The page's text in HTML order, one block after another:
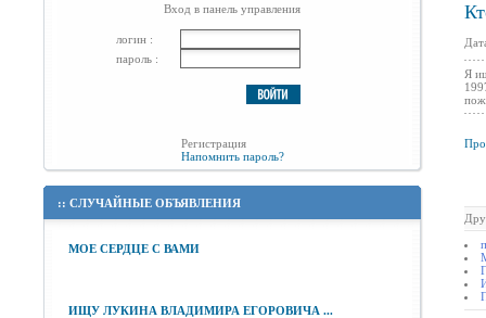
Вход в панель управления
логин :
пароль :
Регистрация
Напомнить пароль?
:: СЛУЧАЙНЫЕ ОБЪЯВЛЕНИЯ
МОЕ СЕРДЦЕ С ВАМИ
ИЩУ ЛУКИНА ВЛАДИМИРА ЕГОРОВИЧА ...
Я